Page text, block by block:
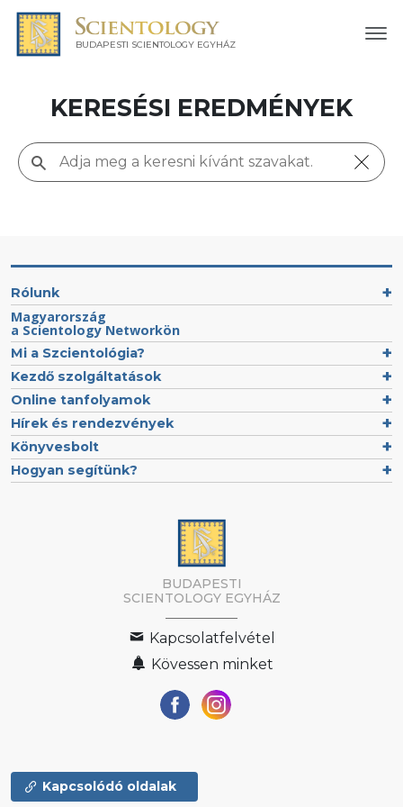
BUDAPESTI SCIENTOLOGY EGYHÁZ
KERESÉSI EREDMÉNYEK
Rólunk
Magyarország
a Scientology Networkön
Mi a Szcientológia?
Kezdő szolgáltatások
Online tanfolyamok
Hírek és rendezvények
Könyvesbolt
Hogyan segítünk?
BUDAPESTI
SCIENTOLOGY EGYHÁZ
Kapcsolatfelvétel
Kövessen minket
Kapcsolódó oldalak